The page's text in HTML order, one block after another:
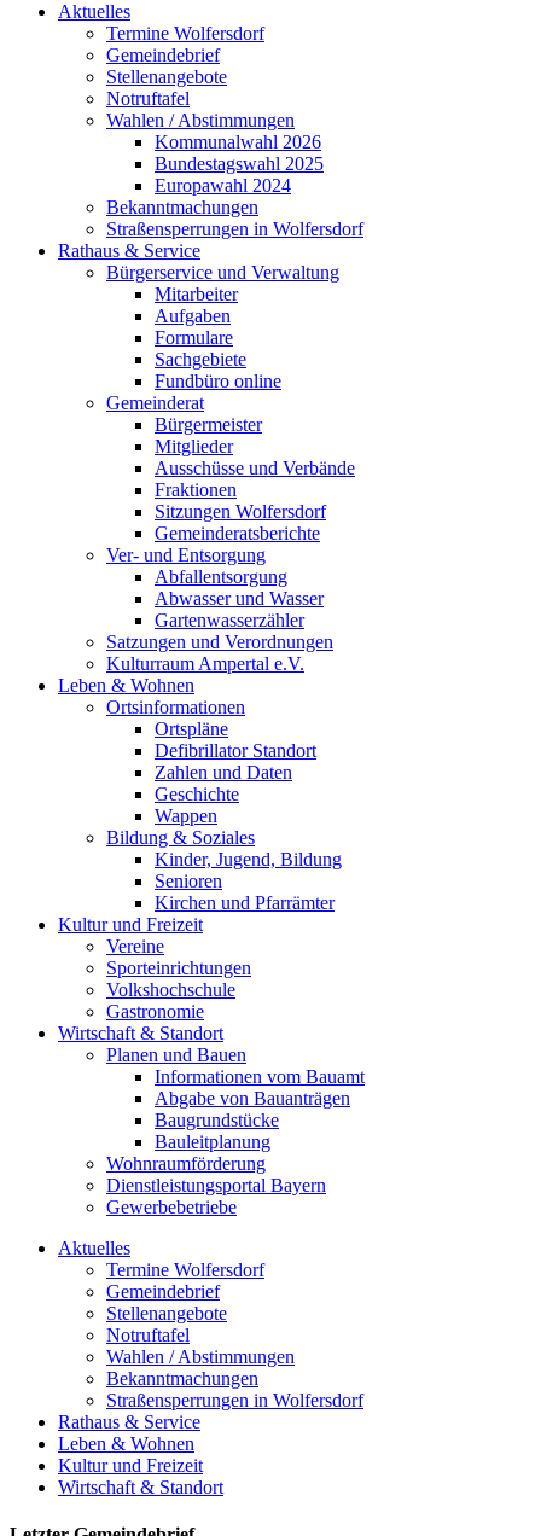
Aktuelles
Termine Wolfersdorf
Gemeindebrief
Stellenangebote
Notruftafel
Wahlen / Abstimmungen
Kommunalwahl 2026
Bundestagswahl 2025
Europawahl 2024
Bekanntmachungen
Straßensperrungen in Wolfersdorf
Rathaus & Service
Bürgerservice und Verwaltung
Mitarbeiter
Aufgaben
Formulare
Sachgebiete
Fundbüro online
Gemeinderat
Bürgermeister
Mitglieder
Ausschüsse und Verbände
Fraktionen
Sitzungen Wolfersdorf
Gemeinderatsberichte
Ver- und Entsorgung
Abfallentsorgung
Abwasser und Wasser
Gartenwasserzähler
Satzungen und Verordnungen
Kulturraum Ampertal e.V.
Leben & Wohnen
Ortsinformationen
Ortspläne
Defibrillator Standort
Zahlen und Daten
Geschichte
Wappen
Bildung & Soziales
Kinder, Jugend, Bildung
Senioren
Kirchen und Pfarrämter
Kultur und Freizeit
Vereine
Sporteinrichtungen
Volkshochschule
Gastronomie
Wirtschaft & Standort
Planen und Bauen
Informationen vom Bauamt
Abgabe von Bauanträgen
Baugrundstücke
Bauleitplanung
Wohnraumförderung
Dienstleistungsportal Bayern
Gewerbebetriebe
Aktuelles
Termine Wolfersdorf
Gemeindebrief
Stellenangebote
Notruftafel
Wahlen / Abstimmungen
Bekanntmachungen
Straßensperrungen in Wolfersdorf
Rathaus & Service
Leben & Wohnen
Kultur und Freizeit
Wirtschaft & Standort